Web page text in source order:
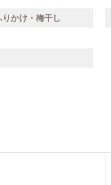
かけ・梅干し